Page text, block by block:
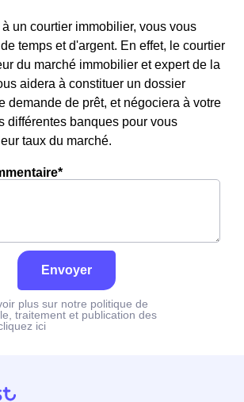
un courtier immobilier, vous vous
temps et d'argent. En effet, le courtier
du marché immobilier et expert de la
aidera à constituer un dossier
demande de prêt, et négociera à votre
différentes banques pour vous
taux du marché.
Envoyer
plus sur notre politique de
traitement et publication des
ici